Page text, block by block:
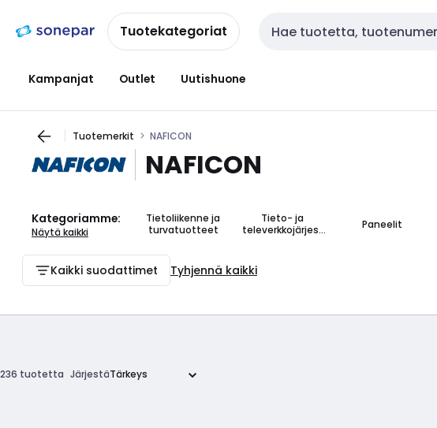
navigointiinsisältöönTuotekategoriat Haku
Kampanjat Outlet Uutishuone
Tuotemerkit NAFICON
NAFICON
Kategoriamme:
Näytä kaikki
Tietoliikenne ja
turvatuotteet
Tieto- ja
televerkkojärjest
Paneelit
Kaikki suodattimet Tyhjennä kaikki
236 tuotetta Järjestä